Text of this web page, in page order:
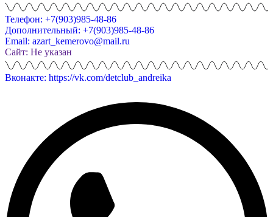
Телефон: +7(903)985-48-86
Дополнительный: +7(903)985-48-86
Email: azart_kemerovo@mail.ru
Сайт: Не указан
Вконакте: https://vk.com/detclub_andreika